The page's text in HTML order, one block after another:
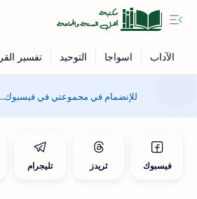
للإنضمام في مجموعتي في فيسبوك..
فيسبوك ثريدز تليجرام